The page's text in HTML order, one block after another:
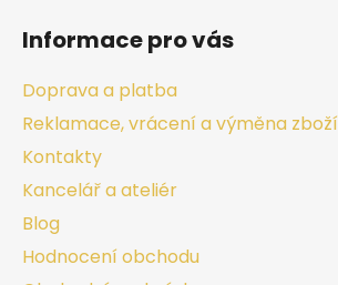
Informace pro vás
Doprava a platba
Reklamace, vrácení a výměna zboží
Kontakty
Kancelář a ateliér
Blog
Hodnocení obchodu